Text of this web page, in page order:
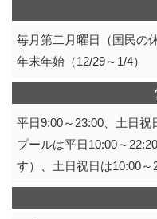
毎月第二月曜日（国民の
年末年始（12/29～1/4）
平日9:00～23:00、土日祝
プールは平日10:00～
す）、土日祝日は10:00～